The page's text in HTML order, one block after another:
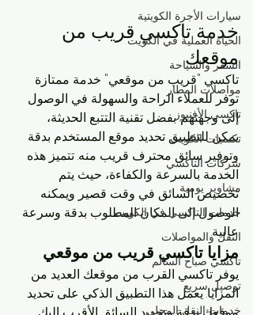
سيارات الأجرة الكويتية
الحياة العملية في الكويت
السفر والسياحة
مواصلات المطار
تاكسي الأفنيوز
تكسيات الكويت
شركات التاكسي
مشاوير يومية
خدمات التاكسي في الكويت
النقل والمواصلات
تاكسي صباح السالم
توصيل سريع
خدمات النقل المحلي
خدمة تاكسي قريب من
موقعك
تاكسي "قريب من موقعي" خدمة ممتازة
توفر للعملاء الراحة والسهولة في الوصول
إلى وجهتهم. بفضل تقنية التتبع الحديثة،
يمكن للتطبيق تحديد موقع المستخدم بدقة
وتوفير سائق محترف قريب منه. تتميز هذه
الخدمة بالسرعة والكفاءة، حيث يتم
تخصيص السائق في وقت قصير ويمكنه
الوصول إلى المكان المطلوب بدقة وسرعة
عالية.
مزايا تاكسي قريب من موقعي
يوفر تاكسي القرب من موقعك العديد من
المزايا. يعمل هذا التطبيق الذكي على تحديد